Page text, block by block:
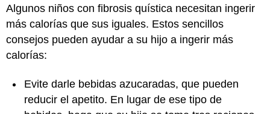
Algunos niños con fibrosis quística necesitan ingerir
más calorías que sus iguales. Estos sencillos
consejos pueden ayudar a su hijo a ingerir más
calorías:
Evite darle bebidas azucaradas, que pueden
reducir el apetito. En lugar de ese tipo de